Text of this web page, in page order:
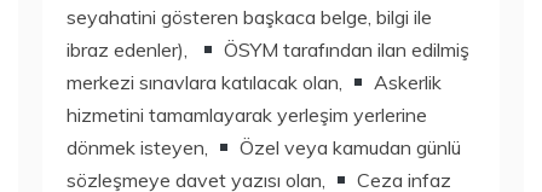
seyahatini gösteren başkaca belge, bilgi ile
ibraz edenler),
ÖSYM tarafından ilan edilmiş
merkezi sınavlara katılacak olan,
Askerlik
hizmetini tamamlayarak yerleşim yerlerine
dönmek isteyen,
Özel veya kamudan günlü
sözleşmeye davet yazısı olan,
Ceza infaz